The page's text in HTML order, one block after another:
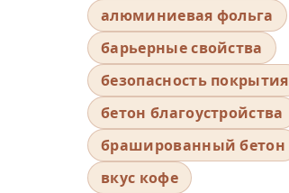
алюминиевая фольга
барьерные свойства
безопасность покрытия
бетон благоустройства
брашированный бетон
вкус кофе